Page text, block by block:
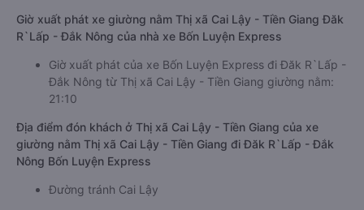
Giờ xuất phát xe giường nằm Thị xã Cai Lậy - Tiền Giang Đăk
R`Lấp - Đắk Nông của nhà xe Bốn Luyện Express
Giờ xuất phát của xe Bốn Luyện Express đi Đăk R`Lấp -
Đắk Nông từ Thị xã Cai Lậy - Tiền Giang giường nằm:
21:10
Địa điểm đón khách ở Thị xã Cai Lậy - Tiền Giang của xe
giường nằm Thị xã Cai Lậy - Tiền Giang đi Đăk R`Lấp - Đắk
Nông Bốn Luyện Express
Đường tránh Cai Lậy